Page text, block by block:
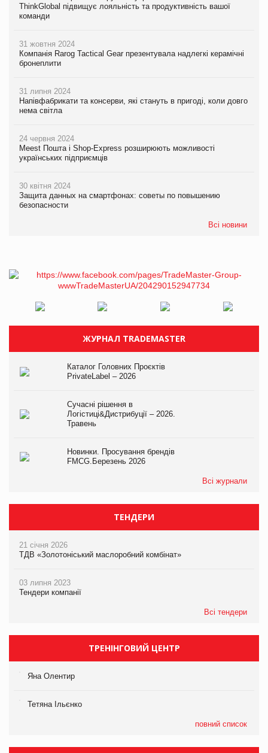
ThinkGlobal підвищує лояльність та продуктивність вашої
команди
31 жовтня 2024
Компанія Rarog Tactical Gear презентувала надлегкі керамічні
бронеплити
31 липня 2024
Напівфабрикати та консерви, які стануть в пригоді, коли довго
нема світла
24 червня 2024
Meest Пошта і Shop-Express розширюють можливості
українських підприємців
30 квітня 2024
Защита данных на смартфонах: советы по повышению
безопасности
Всі новини
ЖУРНАЛ TRADEMASTER
Каталог Головних Проєктів
PrivateLabel – 2026
Сучасні рішення в
Логістиці&Дистрибуції – 2026.
Травень
Новинки. Просування брендів
FMCG.Березень 2026
Всі журнали
ТЕНДЕРИ
21 січня 2026
ТДВ «Золотоніський маслоробний комбінат»
03 липня 2023
Тендери компанії
Всі тендери
ТРЕНІНГОВИЙ ЦЕНТР
Яна Олентир
Тетяна Ільєнко
повний список